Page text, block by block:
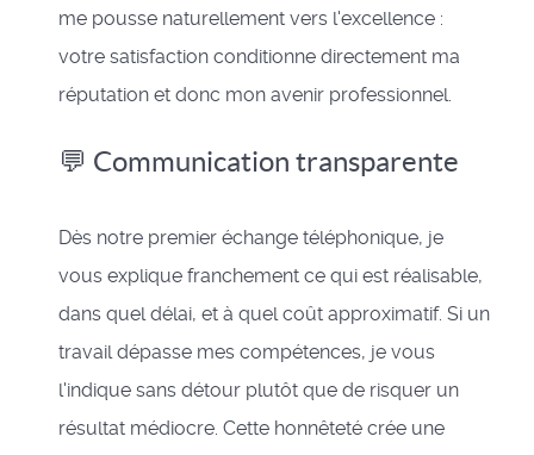
me pousse naturellement vers l'excellence :
votre satisfaction conditionne directement ma
réputation et donc mon avenir professionnel.
💬 Communication transparente
Dès notre premier échange téléphonique, je
vous explique franchement ce qui est réalisable,
dans quel délai, et à quel coût approximatif. Si un
travail dépasse mes compétences, je vous
l'indique sans détour plutôt que de risquer un
résultat médiocre. Cette honnêteté crée une